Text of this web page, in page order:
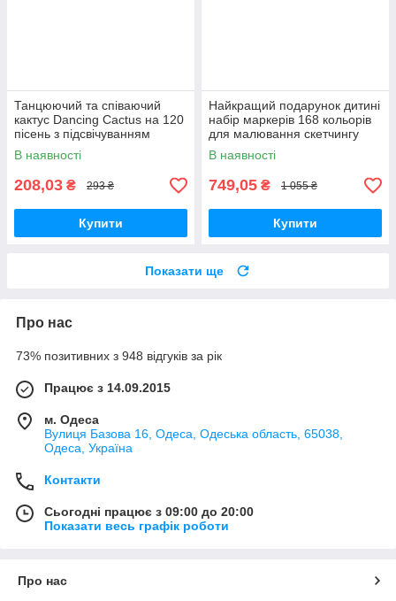
Танцюючий та співаючий
кактус Dancing Cactus на 120
пісень з підсвічуванням
Зелений
В наявності
208,03 ₴ 293 ₴
Купити
Найкращий подарунок дитині
набір маркерів 168 кольорів
для малювання скетчингу
Фломастери двосторонні
В наявності
749,05 ₴ 1 055 ₴
Купити
Показати ще
Про нас
73% позитивних з 948 відгуків за рік
Працює з 14.09.2015
м. Одеса
Вулиця Базова 16, Одеса, Одеська область, 65038,
Одеса, Україна
Контакти
Сьогодні працює з 09:00 до 20:00
Показати весь графік роботи
Про нас